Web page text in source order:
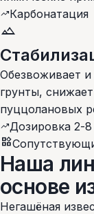
trending_upКарбонатация
landscape
Обезвоживает
грунты,
пуццолановых
trending_upДозировка 2-8
widgets
Наша
основе
Негашёная